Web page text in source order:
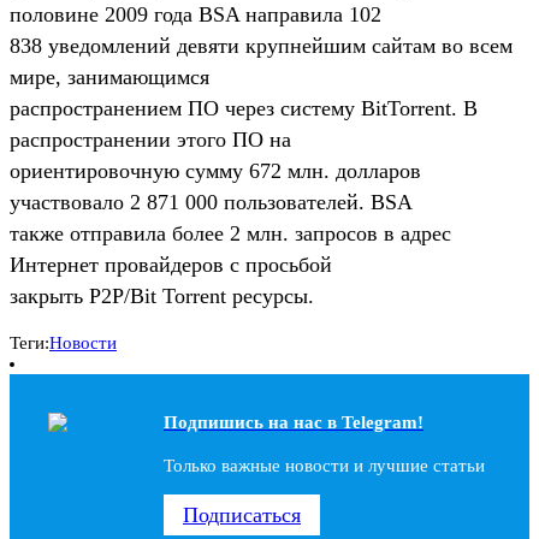
половине 2009 года BSA направила 102
838 уведомлений девяти крупнейшим сайтам во всем
мире, занимающимся
распространением ПО через систему BitTorrent. В
распространении этого ПО на
ориентировочную сумму 672 млн. долларов
участвовало 2 871 000 пользователей. BSA
также отправила более 2 млн. запросов в адрес
Интернет провайдеров с просьбой
закрыть P2P/Bit Torrent ресурсы.
Теги:Новости
Подпишись на наc в Telegram!
Только важные новости и лучшие статьи
Подписаться